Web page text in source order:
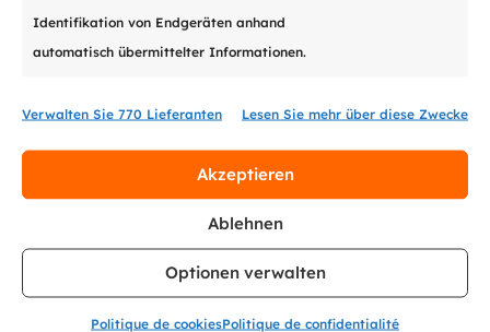
Identifikation von Endgeräten anhand
automatisch übermittelter Informationen.
Verwalten Sie 770 Lieferanten Lesen Sie mehr über diese Zwecke
Akzeptieren
Ablehnen
Optionen verwalten
Politique de cookiesPolitique de confidentialité

Kontaktieren Sie uns
Bei Fragen im Zusammenhang mit einem